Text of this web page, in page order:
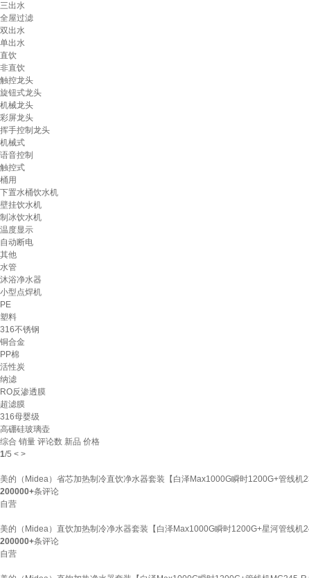
三出水
全屋过滤
双出水
单出水
直饮
非直饮
触控龙头
旋钮式龙头
机械龙头
彩屏龙头
挥手控制龙头
机械式
语音控制
触控式
桶用
下置水桶饮水机
壁挂饮水机
制冰饮水机
温度显示
自动断电
其他
水管
沐浴净水器
小型点焊机
PE
塑料
316不锈钢
铜合金
PP棉
活性炭
纳滤
RO反渗透膜
超滤膜
316母婴级
高硼硅玻璃壶
综合 销量 评论数 新品 价格
1/5 < >
美的（Midea）省芯加热制冷直饮净水器套装【白泽Max1000G瞬时1200G+管线机
200000+条评论
自营
美的（Midea）直饮加热制冷净水器套装【白泽Max1000G瞬时1200G+星河管线机
200000+条评论
自营